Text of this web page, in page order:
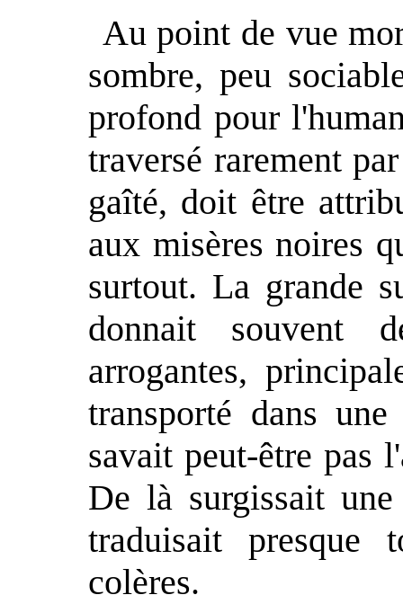
Au point de vue
sombre, peu
profond pour
traversé rarement
gaîté, doit être
aux misères noires
surtout. La grande
donnait souvent
arrogantes,
transporté dans
savait peut-être pas
De là surgissait
traduisait presque
colères.